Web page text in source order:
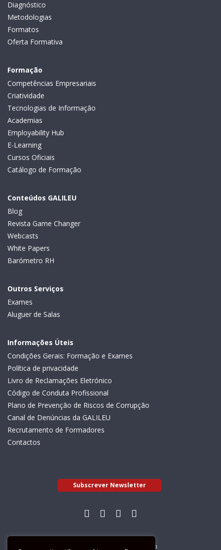
Diagnóstico
Metodologias
Formatos
Oferta Formativa
Formação
Competências Empresariais
Criatividade
Tecnologias de Informação
Academias
Employability Hub
E-Learning
Cursos Oficiais
Catálogo de Formação
Conteúdos GALILEU
Blog
Revista Game Changer
Webcasts
White Papers
Barómetro RH
Outros Serviços
Exames
Aluguer de Salas
Informações Úteis
Condições Gerais: Formação e Exames
Política de privacidade
Livro de Reclamações Eletrónico
Código de Conduta Profissional
Plano de Prevenção de Riscos de Corrupção
Canal de Denúncias da GALILEU
Recrutamento de Formadores
Contactos
Subscrever Newsletter
Livro de Reclamações Electrónico